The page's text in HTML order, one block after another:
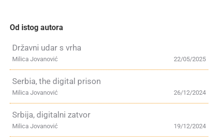
Od istog autora
Državni udar s vrha
22/05/2025
Milica Jovanović
Serbia, the digital prison
26/12/2024
Milica Jovanović
Srbija, digitalni zatvor
19/12/2024
Milica Jovanović